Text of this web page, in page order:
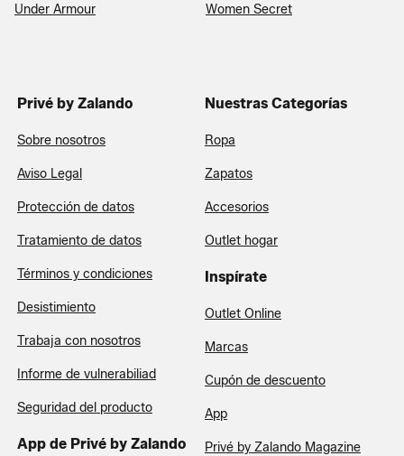
Under Armour Women Secret
Privé by Zalando
Sobre nosotros
Aviso Legal
Protección de datos
Tratamiento de datos
Términos y condiciones
Desistimiento
Trabaja con nosotros
Informe de vulnerabiliad
Seguridad del producto
App de Privé by Zalando
Nuestras Categorías
Ropa
Zapatos
Accesorios
Outlet hogar
Inspírate
Outlet Online
Marcas
Cupón de descuento
App
Privé by Zalando Magazine